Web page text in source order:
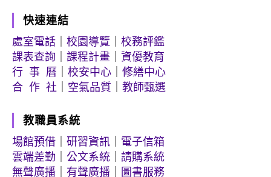
快速連結
處室電話
校園導覽
校務評鑑
課表查詢
課程計畫
資優教育
行 事 曆
校安中心
修繕中心
合 作 社
空氣品質 教師甄選
教職員系統
場館預借
研習資訊
電子信箱
雲端差勤
公文系統
請購系統
無聲廣播
有聲廣播 圖書服務